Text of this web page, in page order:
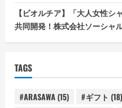
【ビオルチア】「大人女性シ
共同開発！株式会社ソーシャ
TAGS
#ARASAWA (15) #ギフト (18)